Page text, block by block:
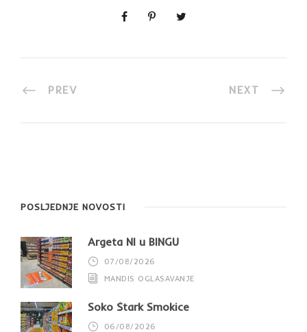
PREV NEXT
POSLJEDNJE NOVOSTI
Argeta NI u BINGU
07/08/2026
MANDIS OGLASAVANJE
Soko Štark Smokice
06/08/2026